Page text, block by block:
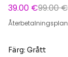
39.00 €99.00 €
Färg: Grått